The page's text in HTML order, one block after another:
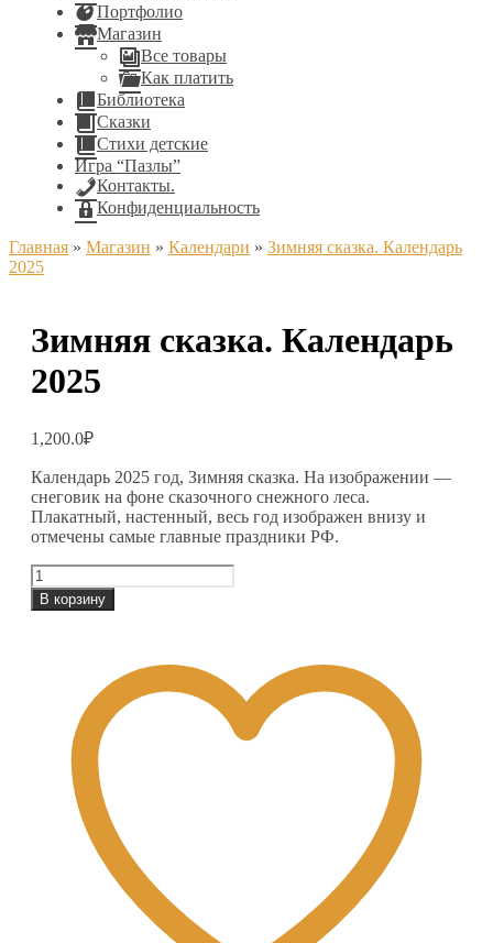
Портфолио
Магазин
Все товары
Как платить
Библиотека
Сказки
Стихи детские
Игра “Пазлы”
Контакты.
Конфиденциальность
Главная » Магазин » Календари » Зимняя сказка. Календарь
2025
Зимняя сказка. Календарь
2025
1,200.0₽
Календарь 2025 год, Зимняя сказка. На изображении —
снеговик на фоне сказочного снежного леса.
Плакатный, настенный, весь год изображен внизу и
отмечены самые главные праздники РФ.
Количество
товара
Зимняя
В корзину